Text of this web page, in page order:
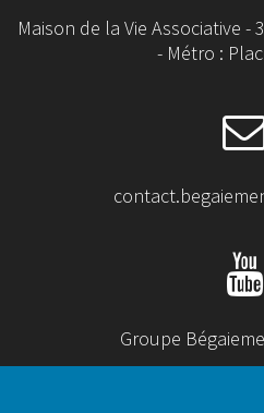
Maison de la Vie Associative
- Métro :
Groupe